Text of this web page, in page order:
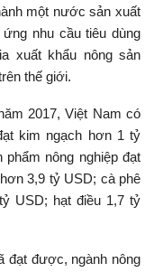
một nước sản xuất
nhu cầu tiêu dùng
xuất khẩu nông sản
thế giới.
2017, Việt Nam có
kim ngạch hơn 1 tỷ
phẩm nông nghiệp đạt
3,9 tỷ USD; cà phê
USD; hạt điều 1,7 tỷ
đạt được, ngành nông